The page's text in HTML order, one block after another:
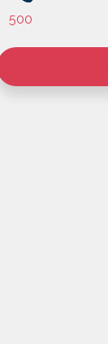
500